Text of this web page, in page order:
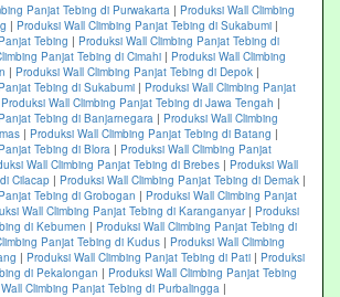
Panjat Tebing di Purwakarta | Produksi Wall Climbing
| Produksi Wall Climbing Panjat Tebing di Sukabumi |
Tebing | Produksi Wall Climbing Panjat Tebing di
Panjat Tebing di Cimahi | Produksi Wall Climbing
| Produksi Wall Climbing Panjat Tebing di Depok |
Tebing di Sukabumi | Produksi Wall Climbing Panjat
Produksi Wall Climbing Panjat Tebing di Jawa Tengah |
Tebing di Banjarnegara | Produksi Wall Climbing
| Produksi Wall Climbing Panjat Tebing di Batang |
Tebing di Blora | Produksi Wall Climbing Panjat
Wall Climbing Panjat Tebing di Brebes | Produksi Wall
Cilacap | Produksi Wall Climbing Panjat Tebing di Demak |
Tebing di Grobogan | Produksi Wall Climbing Panjat
Wall Climbing Panjat Tebing di Karanganyar| Produksi
di Kebumen | Produksi Wall Climbing Panjat Tebing di
Panjat Tebing di Kudus | Produksi Wall Climbing
| Produksi Wall Climbing Panjat Tebing di Pati | Produksi
di Pekalongan | Produksi Wall Climbing Panjat Tebing
Climbing Panjat Tebing di Purbalingga |